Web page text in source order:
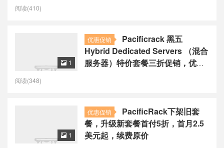
阅读(410)
优惠促销
Pacificrack 黑五
Hybrid Dedicated Servers （混合
服务器）特价套餐三折促销，优惠
 1
阅读(348)
优惠促销
PacificRack下架旧套
餐，升级新套餐首付5折，首月2.5
美元起，续费原价
 1